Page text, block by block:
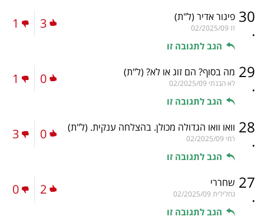
30
.
פיגור אדיר (ל"ת)
זז 02/2025/09
הגב לתגובה זו
3
1
29
.
מה בסוף? הם זוג או לא? (ל"ת)
לא הבנתי 02/2025/09
הגב לתגובה זו
0
1
28
.
וואו וואו הגדולה מכולן. בהצלחה ענקית. (ל"ת)
רמי 02/2025/09
הגב לתגובה זו
0
3
27
.
שחררי
גחלילית 02/2025/09
הגב לתגובה זו
2
0